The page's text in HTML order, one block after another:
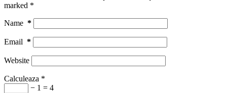
marked *
Name *
Email *
Website
Calculeaza *
− 1 = 4